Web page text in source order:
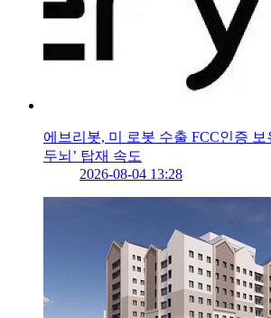
에브리봇, 미 로봇 수출 FCC인증
두뇌’ 탑재 속도
2026-08-04 13:28